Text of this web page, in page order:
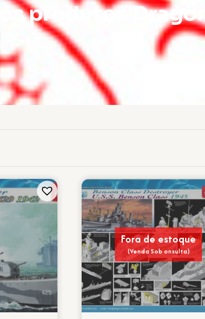
produtos Dragon
Fora de estoque
(Venda Sob onsulta)